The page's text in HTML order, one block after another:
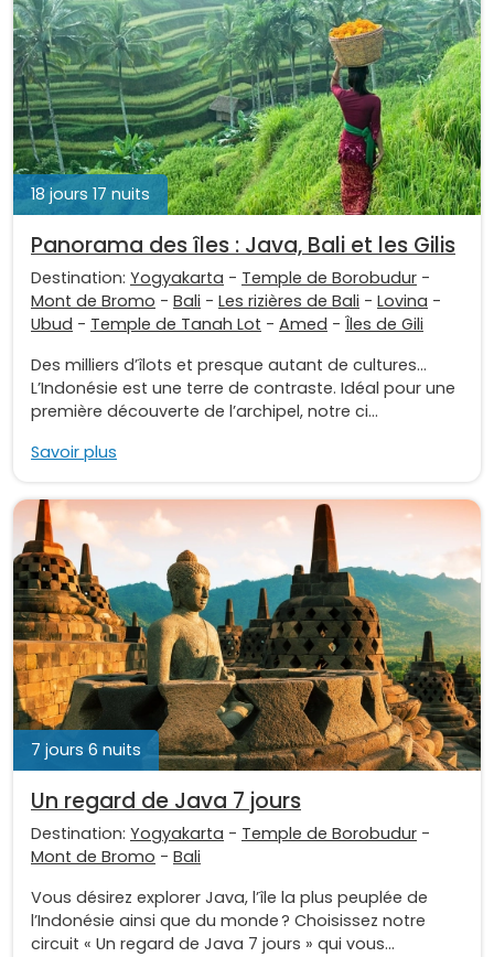
18 jours 17 nuits
Panorama des îles : Java, Bali et les Gilis
Destination: Yogyakarta - Temple de Borobudur -
Mont de Bromo - Bali - Les rizières de Bali - Lovina -
Ubud - Temple de Tanah Lot - Amed - Îles de Gili
Des milliers d’îlots et presque autant de cultures…
L’Indonésie est une terre de contraste. Idéal pour une
première découverte de l’archipel, notre ci...
Savoir plus
7 jours 6 nuits
Un regard de Java 7 jours
Destination: Yogyakarta - Temple de Borobudur -
Mont de Bromo - Bali
Vous désirez explorer Java, l’île la plus peuplée de
l’Indonésie ainsi que du monde ? Choisissez notre
circuit « Un regard de Java 7 jours » qui vous...